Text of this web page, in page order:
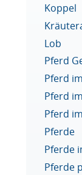
Koppel
Lob
Pferd
Pferd
Pferd
Pferd
Pferde
Pferde
Pferde